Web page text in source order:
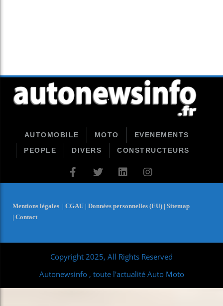
AUTOMOBILE MOTO
EVENEMENTS
PEOPLE
DIVERS CONSTRUCTEURS
Mentions légales | CGAU | Données personnelles (EU) | Sitemap
| Contact
Copyright 2025, All Rights Reserved
Autonewsinfo , toute l'actualité Auto Moto